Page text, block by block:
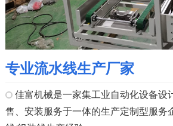
专业流水线生产厂家
佳富机械是一家集工业自动化设备设
售、安装服务于一体的生产定制型服务